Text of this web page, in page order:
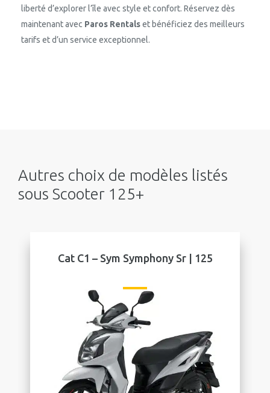
liberté d’explorer l’île avec style et confort. Réservez dès
maintenant avec Paros Rentalset bénéficiez des meilleurs
tarifs et d’un service exceptionnel.
Autres choix de modèles listés
sous Scooter 125+
Cat C1 – Sym Symphony Sr | 125